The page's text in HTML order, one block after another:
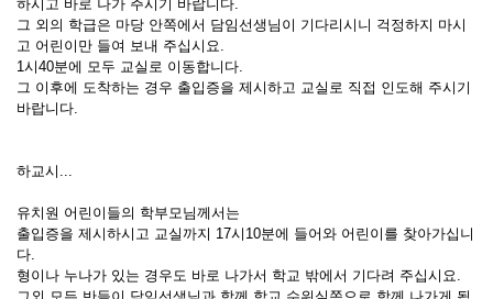
하시고 바로 나가 주시기 바랍니다.
그 외의 학급은 마당 안쪽에서 담임선생님이 기다리시니 걱정하지 마시
고 어린이만 들여 보내 주십시요.
1시40분에 모두 교실로 이동합니다.
그 이후에 도착하는 경우 출입증을 제시하고 교실로 직접 인도해 주시기
바랍니다.
하교시...
유치원 어린이들의 학부모님께서는
출입증을 제시하시고 교실까지 17시10분에 들어와 어린이를 찾아가십니
다.
형이나 누나가 있는 경우도 바로 나가서 학교 밖에서 기다려 주십시요.